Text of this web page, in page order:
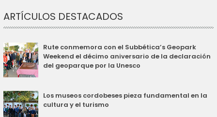
ARTÍCULOS DESTACADOS
Rute conmemora con el Subbética’s Geopark
Weekend el décimo aniversario de la declaración
del geoparque por la Unesco
Los museos cordobeses pieza fundamental en la
cultura y el turismo